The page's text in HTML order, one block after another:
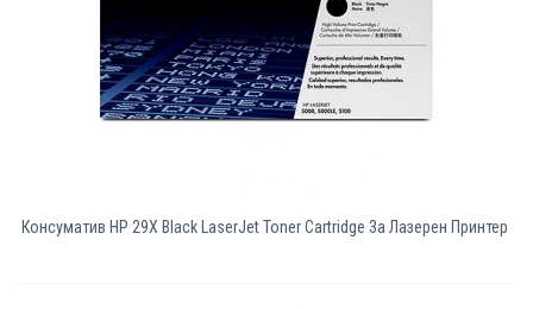
Консуматив HP 29X Black LaserJet Toner Cartridge 3a Лазерен Принтер